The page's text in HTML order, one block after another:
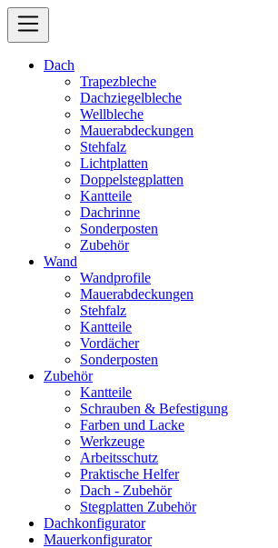
Dach
Trapezbleche
Dachziegelbleche
Wellbleche
Mauerabdeckungen
Stehfalz
Lichtplatten
Doppelstegplatten
Kantteile
Dachrinne
Sonderposten
Zubehör
Wand
Wandprofile
Mauerabdeckungen
Stehfalz
Kantteile
Vordächer
Sonderposten
Zubehör
Kantteile
Schrauben & Befestigung
Farben und Lacke
Werkzeuge
Arbeitsschutz
Praktische Helfer
Dach - Zubehör
Stegplatten Zubehör
Dachkonfigurator
Mauerkonfigurator